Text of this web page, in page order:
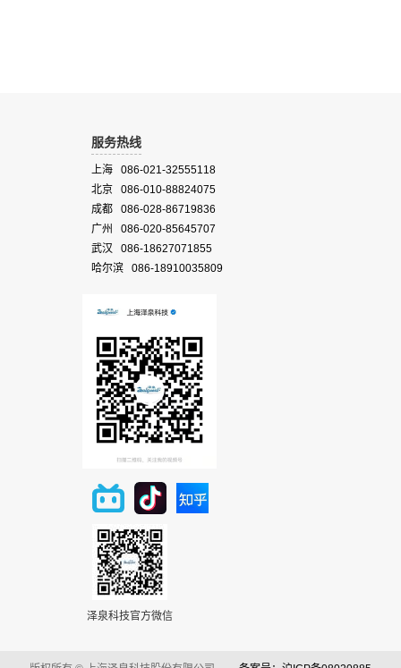
服务热线
上海 086-021-32555118
北京 086-010-88824075
成都 086-028-86719836
广州 086-020-85645707
武汉 086-18627071855
哈尔滨 086-18910035809
泽泉科技官方微信